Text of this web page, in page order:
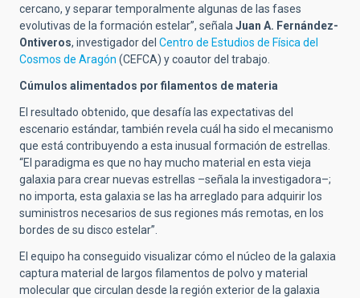
cercano, y separar temporalmente algunas de las fases
evolutivas de la formación estelar”, señalaJuan A. Fernández-
Ontiveros, investigador del Centro de Estudios de Física del
Cosmos de Aragón (CEFCA) y coautor del trabajo.
Cúmulos alimentados por filamentos de materia
El resultado obtenido, que desafía las expectativas del
escenario estándar, también revela cuál ha sido el mecanismo
que está contribuyendo a esta inusual formación de estrellas.
“El paradigma es que no hay mucho material en esta vieja
galaxia para crear nuevas estrellas ­–señala la investigadora–;
no importa, esta galaxia se las ha arreglado para adquirir los
suministros necesarios de sus regiones más remotas, en los
bordes de su disco estelar”.
El equipo ha conseguido visualizar cómo el núcleo de la galaxia
captura material de largos filamentos de polvo y material
molecular que circulan desde la región exterior de la galaxia